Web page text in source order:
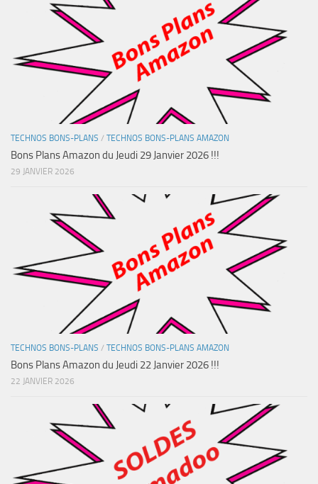
TECHNOS BONS-PLANS / TECHNOS BONS-PLANS AMAZON
Bons Plans Amazon du Jeudi 29 Janvier 2026 !!!
29 JANVIER 2026
TECHNOS BONS-PLANS / TECHNOS BONS-PLANS AMAZON
Bons Plans Amazon du Jeudi 22 Janvier 2026 !!!
22 JANVIER 2026